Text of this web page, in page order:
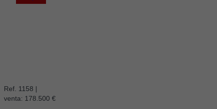
Ref. 1158 |
venta: 178.500 €